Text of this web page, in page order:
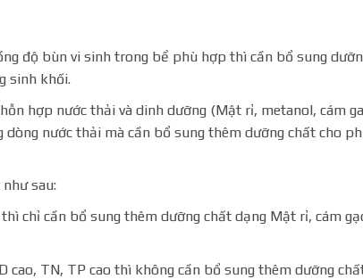
độ bùn vi sinh trong bể phù hợp thì cần bổ sung
sinh khối.
hợp nước thải và dinh dưỡng (Mật rỉ, metanol, cám
nước thải mà cần bổ sung thêm dưỡng chất cho
sau:
chỉ cần bổ sung thêm dưỡng chất dạng Mật rỉ, cám
cao, TN, TP cao thì không cần bổ sung thêm dưỡng